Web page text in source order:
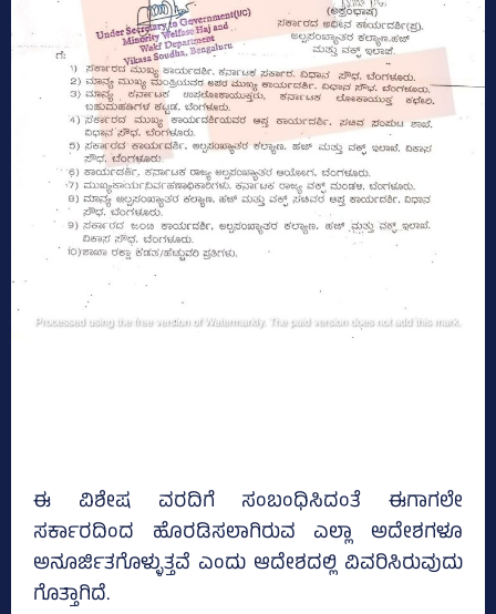
ಈ ವಿಶೇಷ ವರದಿಗೆ ಸಂಬಂಧಿಸಿದಂತೆ ಈಗಾಗಲೇ
ಸರ್ಕಾರದಿಂದ ಹೊರಡಿಸಲಾಗಿರುವ ಎಲ್ಲಾ ಅದೇಶಗಳೂ
ಅನೂರ್ಜಿತಗೊಳ್ಳುತ್ತವೆ ಎಂದು ಆದೇಶದಲ್ಲಿ ವಿವರಿಸಿರುವುದು
ಗೊತ್ತಾಗಿದೆ.